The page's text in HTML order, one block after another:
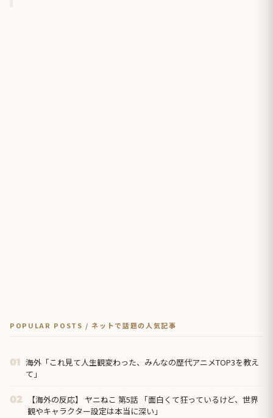
POPULAR POSTS / ネットで話題の人気記事
01 海外「これ見て人生観変わった、みんなの歴代アニメTOP3を教え
て」
02
【海外の反応】 ヤニねこ 第5話 「面白くて狂っているけど、世界
観やキャラクター設定は本当に深い」